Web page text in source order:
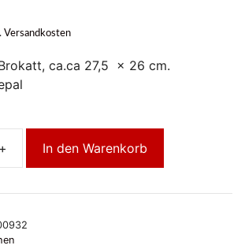
Versandkosten
ca.ca 27,5 x 26 cm.
Pujatexthülle,
Brokat
Menge
+ In den Warenkorb